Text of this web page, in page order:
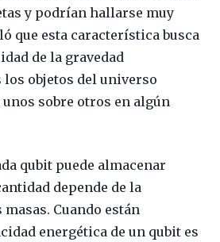
y podrían hallarse muy
que esta característica busca
de la gravedad
objetos del universo
sobre otros en algún
qubit puede almacenar
depende de la
Cuando están
energética de un qubit es